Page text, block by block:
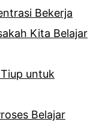
Bekerja
Kita Belajar
untuk
Belajar